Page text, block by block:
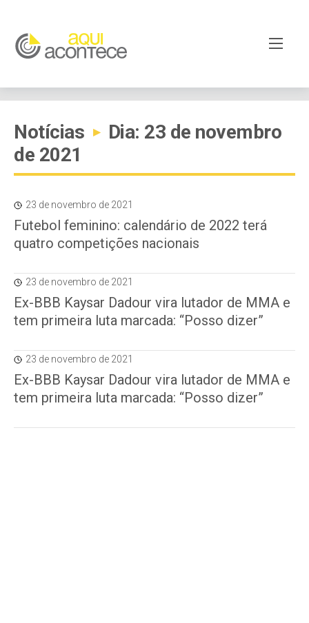
Notícias ▸
Dia: 23 de novembro
de 2021
23 de novembro de 2021
Futebol feminino: calendário de 2022 terá
quatro competições nacionais
23 de novembro de 2021
Ex-BBB Kaysar Dadour vira lutador de MMA e
tem primeira luta marcada: “Posso dizer”
23 de novembro de 2021
Ex-BBB Kaysar Dadour vira lutador de MMA e
tem primeira luta marcada: “Posso dizer”